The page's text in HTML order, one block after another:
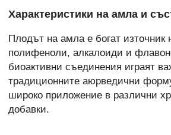
Характеристики на амла и
Плодът на амла е богат източник
полифеноли, алкалоиди и
биоактивни съединения играят
традиционните аюрведични
широко приложение в различни
добавки.